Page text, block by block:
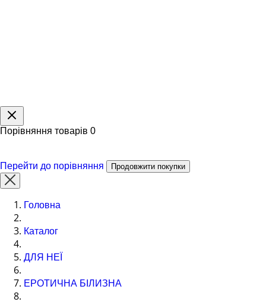
Порівняння товарів 0
Перейти до порівняння Продовжити покупки
Головна
Каталог
ДЛЯ НЕЇ
ЕРОТИЧНА БІЛИЗНА